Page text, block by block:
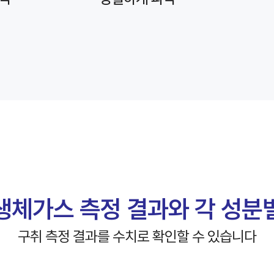
체가스 측정 결과와각 성분
구취 측정 결과를 수치로 확인할 수 있습니다